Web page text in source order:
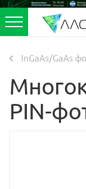
InGaAs/GaAs
PIN-